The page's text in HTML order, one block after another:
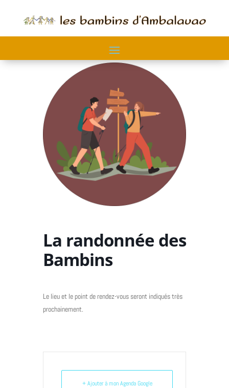
La randonnée des
Bambins
Le lieu et le point de rendez-vous seront indiqués très
prochainement.
+ Ajouter à mon Agenda Google